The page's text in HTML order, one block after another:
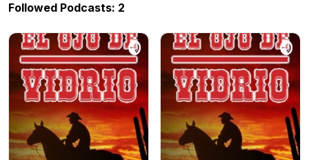
Followed Podcasts: 2